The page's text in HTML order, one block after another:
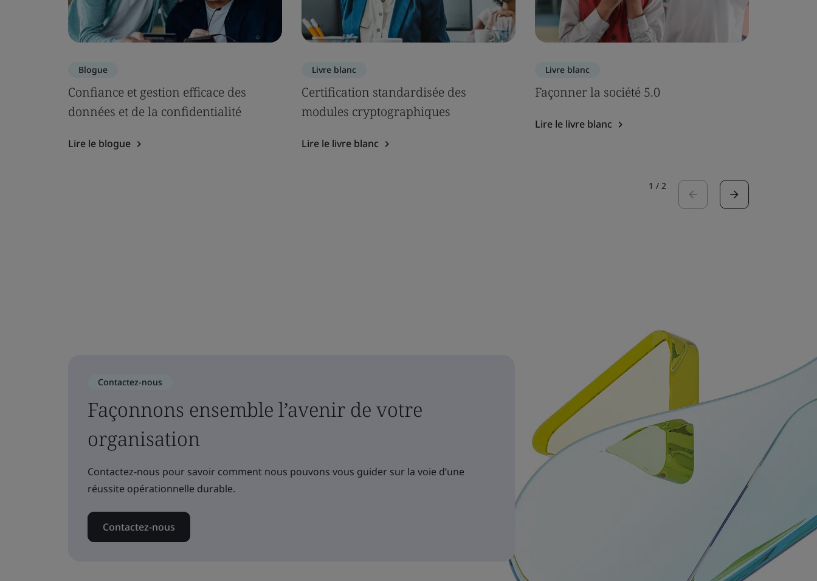
Blogue
Confiance et gestion efficace des
données et de la confidentialité
Lire le blogue
Livre blanc
Certification standardisée des
modules cryptographiques
Lire le livre blanc
Livre blanc
Façonner la société 5.0
Lire le livre blanc
1 / 2
Contactez-nous
Façonnons ensemble l’avenir de votre
organisation
Contactez-nous pour savoir comment nous pouvons vous guider sur la voie d’une
réussite opérationnelle durable.
Contactez-nous